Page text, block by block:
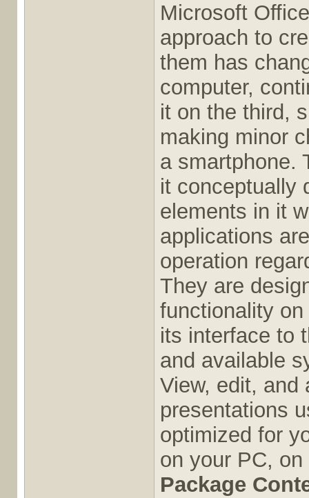
Microsoft
approach to
them has
computer,
it on the third,
making minor
a smartphone.
it conceptually
elements in it
applications
operation
They are
functionality
its interface to
and available
View, edit, and
presentations
optimized for
on your PC,
Package